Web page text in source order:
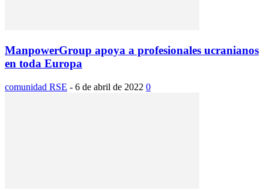
ManpowerGroup apoya a profesionales ucranianos
en toda Europa
comunidad RSE - 6 de abril de 2022 0